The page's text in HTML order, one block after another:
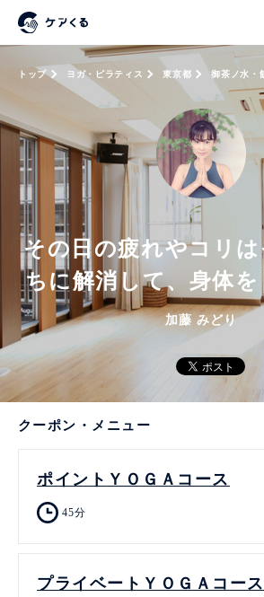
トップ ヨガ・ピラティス 東京都 御茶ノ水・
その日の疲れやコリ
ちに解消して、身体
加藤 みどり
クーポン・メニュー
ポイントＹＯＧＡコース
45分
プライベートＹＯＧＡコース